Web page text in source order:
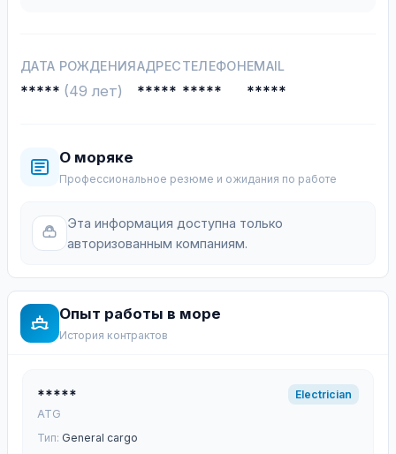
ДАТА РОЖДЕНИЯ
***** (49 лет)
АДРЕС
*****
ТЕЛЕФОН
*****
EMAIL
*****
О моряке
Профессиональное резюме и ожидания по работе
Эта информация доступна только
авторизованным компаниям.
Опыт работы в море
История контрактов
*****
ATG
Electrician
Тип: General cargo